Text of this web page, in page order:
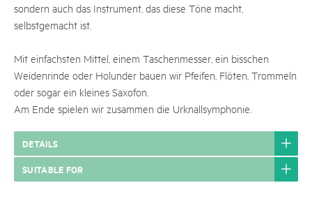
sondern auch das Instrument, das diese Töne macht,
selbstgemacht ist.
Mit einfachsten Mittel, einem Taschenmesser, ein bisschen
Weidenrinde oder Holunder bauen wir Pfeifen, Flöten, Trommeln
oder sogar ein kleines Saxofon.
Am Ende spielen wir zusammen die Urknallsymphonie.
DETAILS
SUITABLE FOR